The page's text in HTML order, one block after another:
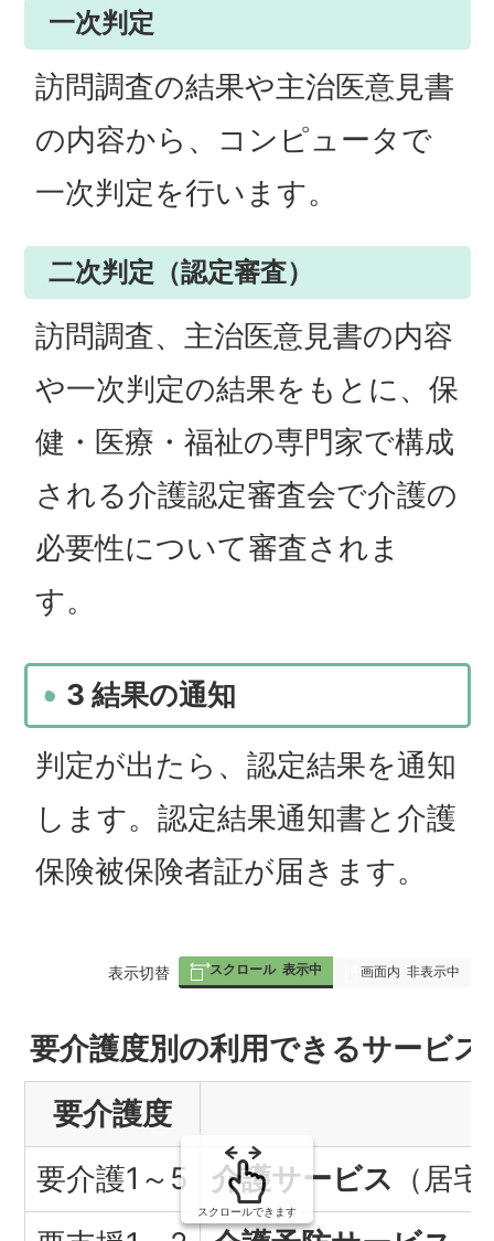
一次判定
訪問調査の結果や主治医意見書
の内容から、コンピュータで
一次判定を行います。
二次判定（認定審査）
訪問調査、主治医意見書の内容
や一次判定の結果をもとに、保
健・医療・福祉の専門家で構成
される介護認定審査会で介護の
必要性について審査されま
す。
3 結果の通知
判定が出たら、認定結果を通知
します。認定結果通知書と介護
保険被保険者証が届きます。
表
み
の
表示切替 スクロール 表示中 画面内 非表示中
要介護度別の利用できるサービス
要介護度
要介護1～5
介護サービス （居
スクロールできます